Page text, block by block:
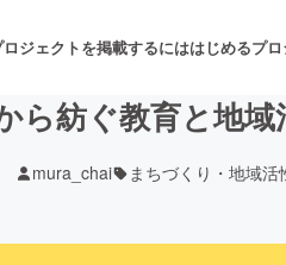
ロジェクトを掲載するにははじめるプ
ら紡ぐ教育と地
mura_chai まちづくり・地域活